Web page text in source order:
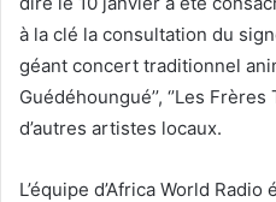
à la clé la consultation du
géant concert traditionnel
Guédéhoungué’’, ‘’Les
d’autres artistes locaux.
L’équipe d’Africa World